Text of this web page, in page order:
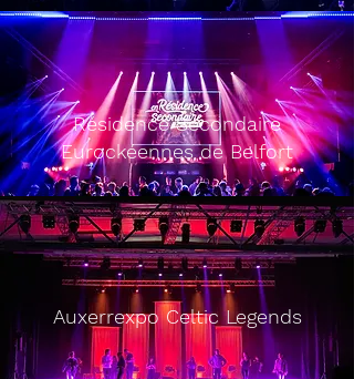
Dôme de Paris Diamond Dance
Résidence Secondaire
Eurockéennes de Belfort
Auxerrexpo Celtic Legends